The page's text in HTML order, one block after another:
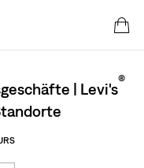
| Levi's®